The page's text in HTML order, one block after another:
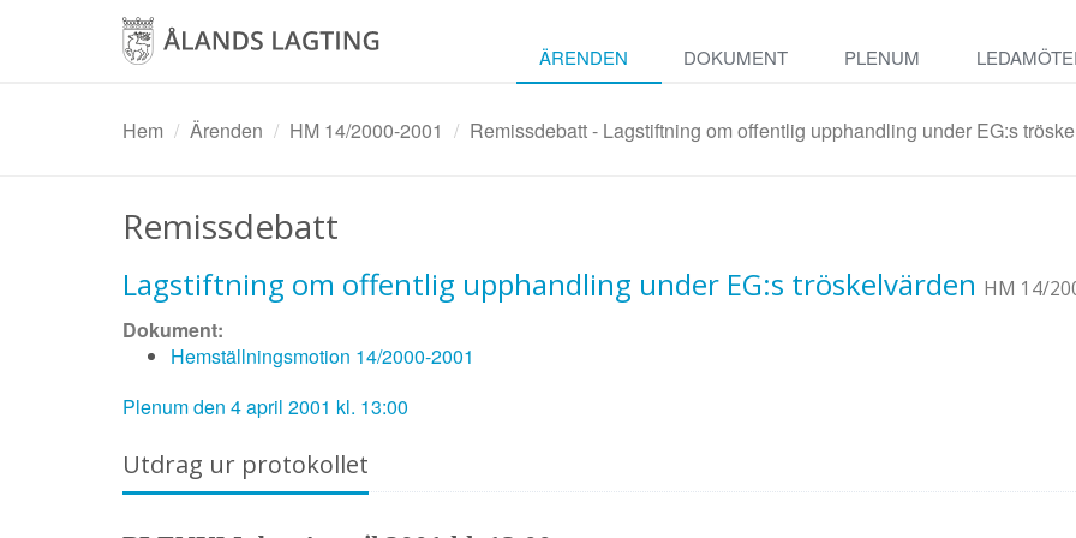
ÄRENDEN DOKUMENT PLENUM
Hem Ärenden HM 14/2000-2001 Remissdebatt - Lagstiftning om offentlig upphandling under EG:s
Remissdebatt
Lagstiftning om offentlig upphandling under EG:s tröskelvärden HM 14/
Dokument:
Hemställningsmotion 14/2000-2001
Plenum den 4 april 2001 kl. 13:00
Utdrag ur protokollet